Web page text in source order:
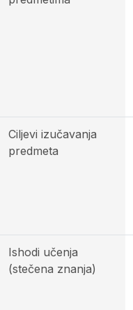
Ciljevi izučavanja
predmeta
Ishodi učenja
(stečena znanja)